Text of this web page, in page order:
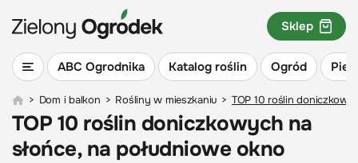
ABC Ogrodnika Katalog roślin Ogród
Sklep
> Dom i balkon > Rośliny w mieszkaniu > TOP 10 roślin
TOP 10 roślin doniczkowych na
słońce, na południowe okno